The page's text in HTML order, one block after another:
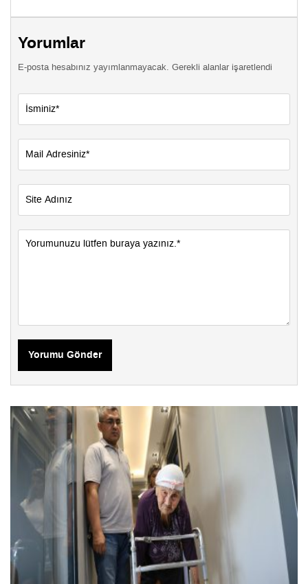
Yorumlar
E-posta hesabınız yayımlanmayacak. Gerekli alanlar işaretlendi
Yorumu Gönder